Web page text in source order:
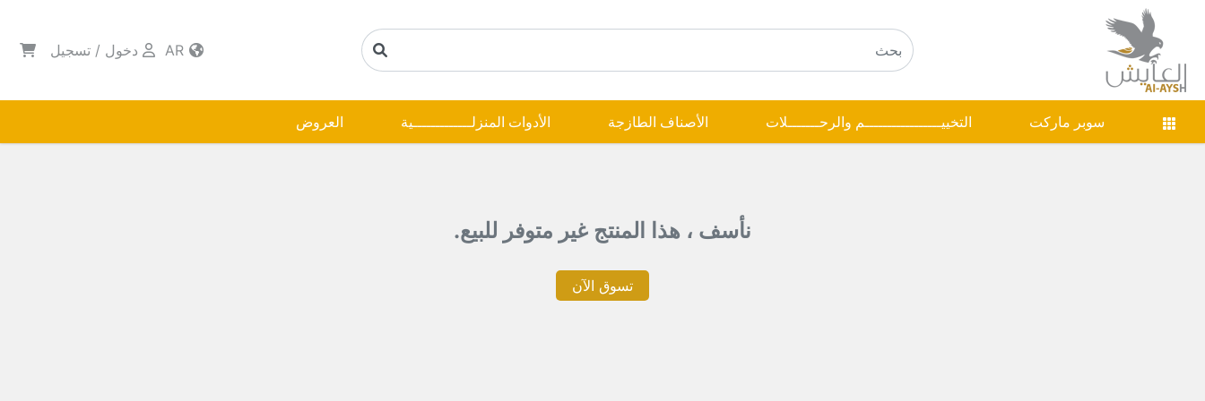
دخول / تسجيل
سوبر ماركت التخييـــــــــــــــــم والرحـــــــلات الأصناف الطازجة الأدوات المنزلـــــــــــــية العروض
نأسف ، هذا المنتج غير متوفر للبيع.
تسوق الآن